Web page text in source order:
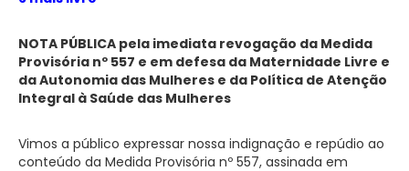
NOTA PÚBLICA pela imediata revogação da Medida
Provisória nº 557 e em defesa da Maternidade Livre e
da Autonomia das Mulheres e da Política de Atenção
Integral à Saúde das Mulheres
Vimos a público expressar nossa indignação e repúdio ao
conteúdo da Medida Provisória nº 557, assinada em